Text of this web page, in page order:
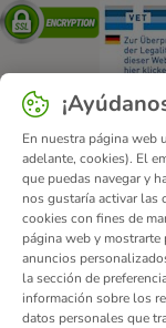
Security
Quiénes somos
Condiciones
Formulario de
Gastos de envío y
Programa de afiliación
Declaración de
En nuestra página web
adelante, cookies). El
que puedas navegar y
nos gustaría activar las
cookies con fines de
página web y mostrarte
anuncios
la sección de
información sobre los
datos personales que